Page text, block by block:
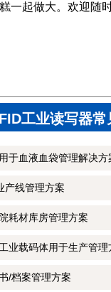
起做大。欢迎随
工业读写器
于血液血袋管理解决方
产线管理方案
耗材库房管理方案
业载码体用于生产管理
/档案管理方案